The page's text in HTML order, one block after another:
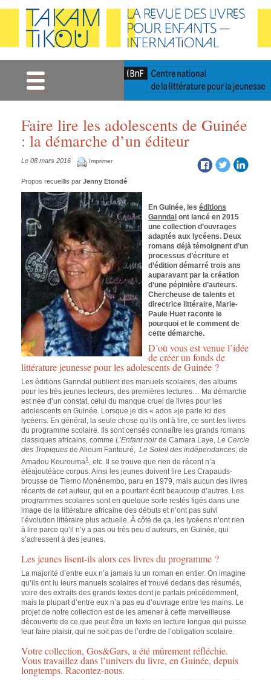
Faire lire les adolescents de Guinée
: la démarche d’un éditeur
Le 08 mars 2016 Imprimer
Propos recueillis par Jenny Etondé
En Guinée, les éditions
Ganndal ont lancé en 2015
une collection d’ouvrages
adaptés aux lycéens. Deux
romans déjà témoignent d’un
processus d’écriture et
d’édition démarré trois ans
auparavant par la création
d’une pépinière d’auteurs.
Chercheuse de talents et
directrice littéraire, Marie-
Paule Huet raconte le
pourquoi et le comment de
cette démarche.
D’où vous est venue l’idée
de créer un fonds de
littérature jeunesse pour les adolescents de Guinée ?
Les éditions Ganndal publient des manuels scolaires, des albums
pour les très jeunes lecteurs, des premières lectures… Ma démarche
est née d’un constat, celui du manque cruel de livres pour les
adolescents en Guinée. Lorsque je dis « ados »je parle ici des
lycéens. En général, la seule chose qu’ils ont à lire, ce sont les livres
du programme scolaire. Ils sont censés connaître les grands romans
classiques africains, comme L’Enfant noirde Camara Laye, Le Cercle
des Tropiques de Alioum Fantouré, Le Soleil des indépendances, de
Amadou Kourouma1 , etc. Il se trouve que rien de récent n’a
étéajoutéàce corpus. Ainsi les jeunes doivent lire Les Crapauds-
brousse de Tierno Monénembo, paru en 1979, mais aucun des livres
récents de cet auteur, qui en a pourtant écrit beaucoup d’autres. Les
programmes scolaires sont en quelque sorte restés figés dans une
image de la littérature africaine des débuts et n’ont pas suivi
l’évolution littéraire plus actuelle. À côté de ça, les lycéens n’ont rien
à lire parce qu’il n’y a pas ou très peu d’auteurs, en Guinée, qui
s’adressent à des jeunes.
Les jeunes lisent-ils alors ces livres du programme ?
La majorité d’entre eux n’a jamais lu un roman en entier. On imagine
qu’ils ont lu leurs manuels scolaires et trouvé dedans des résumés,
voire des extraits des grands textes dont je parlais précédemment,
mais la plupart d’entre eux n’a pas eu d’ouvrage entre les mains. Le
projet de notre collection est de les amener à cette merveilleuse
découverte de ce que peut être un texte en lecture longue qui puisse
leur faire plaisir, qui ne soit pas de l’ordre de l’obligation scolaire.
Votre collection, Gos&Gars, a été mûrement réfléchie.
Vous travaillez dans l’univers du livre, en Guinée, depuis
longtemps. Racontez-nous.